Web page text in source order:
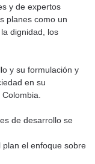
y de expertos
planes como un
dignidad, los
y su formulación y
en su
de desarrollo se
el enfoque sobre